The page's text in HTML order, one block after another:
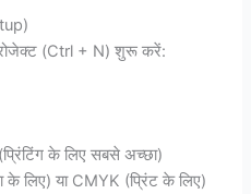
(Ctrl + N) शुरू करें:
के लिए सबसे अच्छा)
के लिए) या CMYK (प्रिंट के लिए)